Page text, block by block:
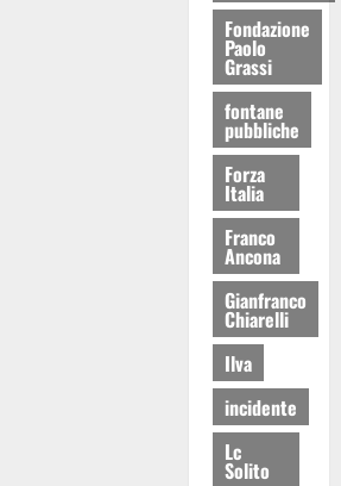
Fondazione
Paolo
Grassi
fontane
pubbliche
Forza
Italia
Franco
Ancona
Gianfranco
Chiarelli
Ilva
incidente
Lc
Solito